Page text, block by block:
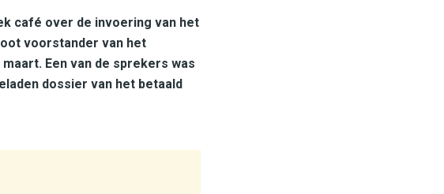
café over de invoering van het
voorstander van het
Een van de sprekers was
dossier van het betaald